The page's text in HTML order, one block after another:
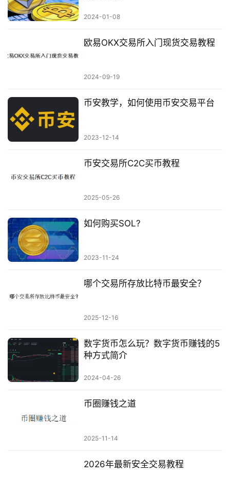
2024-01-08
欧易OKX交易所入门现货交易教程
2024-09-19
币安教学，如何使用币安交易平台
2023-12-14
币安交易所C2C买币教程
2025-05-26
如何购买SOL?
2023-11-24
哪个交易所存放比特币最安全？
2025-12-16
数字货币怎么玩？数字货币赚钱的5
种方式简介
2024-04-26
币圈赚钱之道
2025-11-14
2026年最新安全交易教程